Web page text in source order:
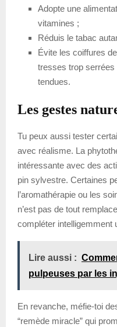
Adopte une
vitamines ;
Réduis le tabac
Évite les coiffures
tresses trop
tendues.
Les gestes
Tu peux aussi tester
avec réalisme. La
intéressante avec des
pin sylvestre. Certaines
l’aromathérapie ou les
n’est pas de tout
compléter intelligemment
Lire aussi :
pulpeuses par les
En revanche, méfie-toi
“remède miracle” qui